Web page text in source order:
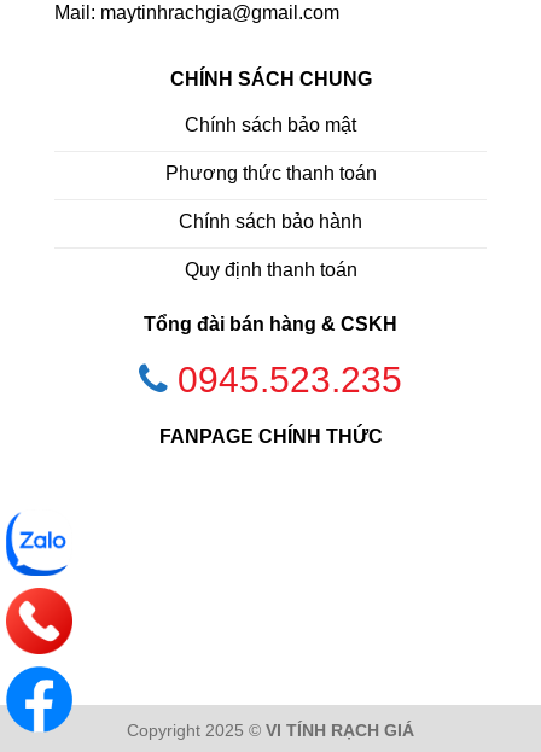
Mail: maytinhrachgia@gmail.com
CHÍNH SÁCH CHUNG
Chính sách bảo mật
Phương thức thanh toán
Chính sách bảo hành
Quy định thanh toán
Tổng đài bán hàng & CSKH
0945.523.235
FANPAGE CHÍNH THỨC
Copyright 2025 © VI TÍNH RẠCH GIÁ